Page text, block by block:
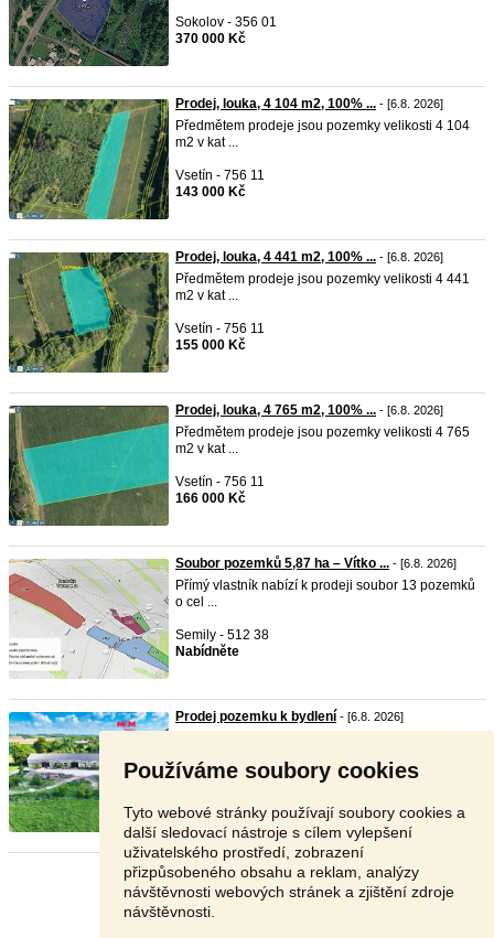
Používáme soubory cookies
Tyto webové stránky používají soubory cookies a
další sledovací nástroje s cílem vylepšení
uživatelského prostředí, zobrazení
přizpůsobeného obsahu a reklam, analýzy
návštěvnosti webových stránek a zjištění zdroje
návštěvnosti.
Sokolov - 356 01
370 000 Kč
Prodej, louka, 4 104 m2, 100% ... - [6.8. 2026]
Předmětem prodeje jsou pozemky velikosti 4 104
m2 v kat ...
Vsetín - 756 11
143 000 Kč
Prodej, louka, 4 441 m2, 100% ... - [6.8. 2026]
Předmětem prodeje jsou pozemky velikosti 4 441
m2 v kat ...
Vsetín - 756 11
155 000 Kč
Prodej, louka, 4 765 m2, 100% ... - [6.8. 2026]
Předmětem prodeje jsou pozemky velikosti 4 765
m2 v kat ...
Vsetín - 756 11
166 000 Kč
Soubor pozemků 5,87 ha – Vítko ... - [6.8. 2026]
Přímý vlastník nabízí k prodeji soubor 13 pozemků
o cel ...
Semily - 512 38
Nabídněte
Prodej pozemku k bydlení - [6.8. 2026]
21 999 000 Kč
Stránka: 1 2 3 Další